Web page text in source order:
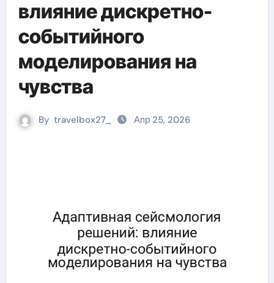
влияние дискретно-
событийного
моделирования на
чувства
By travelbox27_ Апр 25, 2026